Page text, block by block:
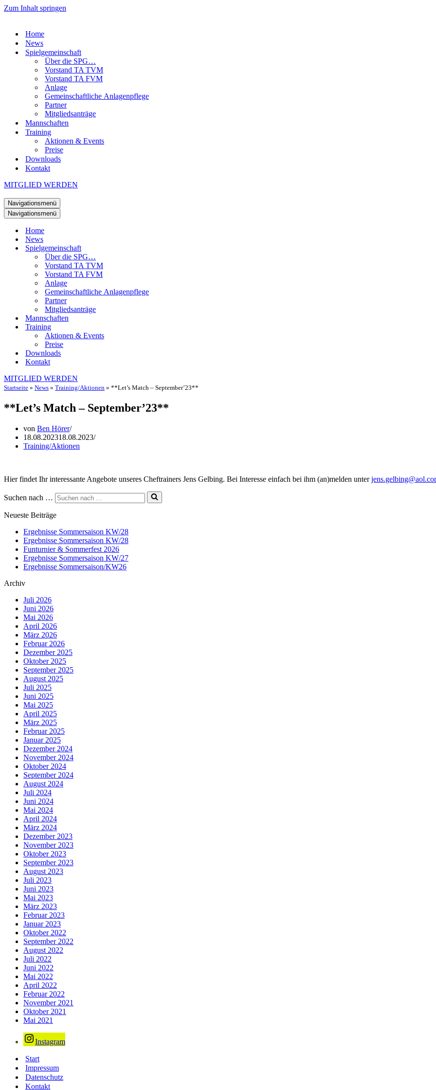
Zum Inhalt springen
Home
News
Spielgemeinschaft
Über die SPG…
Vorstand TA TVM
Vorstand TA FVM
Anlage
Gemeinschaftliche Anlagenpflege
Partner
Mitgliedsanträge
Mannschaften
Training
Aktionen & Events
Preise
Downloads
Kontakt
MITGLIED WERDEN
Navigationsmenü
Navigationsmenü
Home
News
Spielgemeinschaft
Über die SPG…
Vorstand TA TVM
Vorstand TA FVM
Anlage
Gemeinschaftliche Anlagenpflege
Partner
Mitgliedsanträge
Mannschaften
Training
Aktionen & Events
Preise
Downloads
Kontakt
MITGLIED WERDEN
Startseite » News » Training/Aktionen » **Let’s Match – September’23**
**Let’s Match – September’23**
von Ben Hörer
18.08.202318.08.2023
Training/Aktionen
Hier findet Ihr interessante Angebote unseres Cheftrainers Jens Gelbing. Bei Interesse einfach bei ihm (an)melden unter
Suchen nach …
Neueste Beiträge
Ergebnisse Sommersaison KW/28
Ergebnisse Sommersaison KW/28
Funturnier & Sommerfest 2026
Ergebnisse Sommersaison KW/27
Ergebnisse Sommersaison/KW26
Archiv
Juli 2026
Juni 2026
Mai 2026
April 2026
März 2026
Februar 2026
Dezember 2025
Oktober 2025
September 2025
August 2025
Juli 2025
Juni 2025
Mai 2025
April 2025
März 2025
Februar 2025
Januar 2025
Dezember 2024
November 2024
Oktober 2024
September 2024
August 2024
Juli 2024
Juni 2024
Mai 2024
April 2024
März 2024
Dezember 2023
November 2023
Oktober 2023
September 2023
August 2023
Juli 2023
Juni 2023
Mai 2023
März 2023
Februar 2023
Januar 2023
Oktober 2022
September 2022
August 2022
Juli 2022
Juni 2022
Mai 2022
April 2022
Februar 2022
November 2021
Oktober 2021
Mai 2021
Instagram
Start
Impressum
Datenschutz
Kontakt